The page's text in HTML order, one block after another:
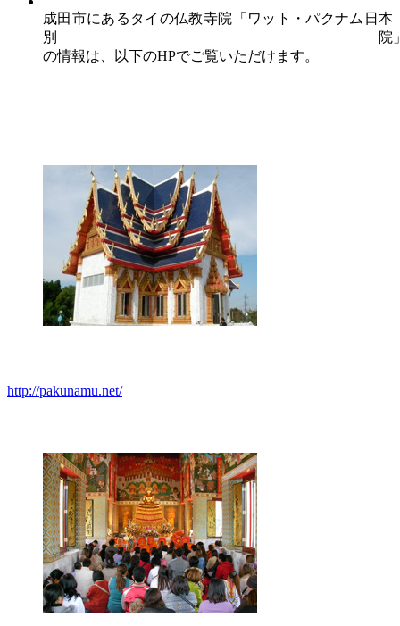
成田市にあるタイの仏教寺院「ワット・パクナム日本
別院
の情報は、以下のHPでご覧いただけます。
http://pakunamu.net/